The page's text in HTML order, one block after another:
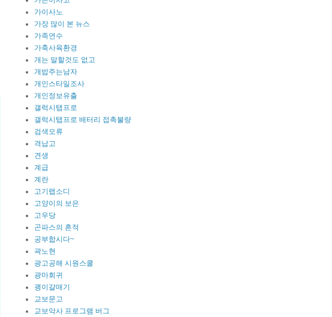
가이사노
가장 많이 본 뉴스
가족연수
가축사육환경
개는 말할것도 없고
개밥주는남자
개인스타일조사
개인정보유출
갤럭시탭프로
갤럭시탭프로 배터리 접촉불량
검색오류
격납고
견생
계급
계란
고기랩소디
고양이의 보은
고우당
곤파스의 흔적
공부합시다~
곽노현
광고공해 시원스쿨
광마회귀
괭이갈매기
교보문고
교보악사 프로그램 버그